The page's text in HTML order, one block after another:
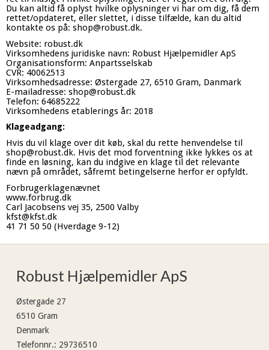
Du kan altid få oplyst hvilke oplysninger vi har om dig, få dem
rettet/opdateret, eller slettet, i disse tilfælde, kan du altid
kontakte os på: shop@robust.dk.
Website: robust.dk
Virksomhedens juridiske navn: Robust Hjælpemidler ApS
Organisationsform: Anpartsselskab
CVR: 40062513
Virksomhedsadresse: Østergade 27, 6510 Gram, Danmark
E-mailadresse: shop@robust.dk
Telefon: 64685222
Virksomhedens etablerings år: 2018
Klageadgang:
Hvis du vil klage over dit køb, skal du rette henvendelse til
shop@robust.dk. Hvis det mod forventning ikke lykkes os at
finde en løsning, kan du indgive en klage til det relevante
nævn på området, såfremt betingelserne herfor er opfyldt.
Forbrugerklagenævnet
www.forbrug.dk
Carl Jacobsens vej 35, 2500 Valby
kfst@kfst.dk
41 71 50 50 (Hverdage 9-12)
Robust Hjælpemidler ApS
Østergade 27
6510 Gram
Denmark
Telefonnr.: 29736510